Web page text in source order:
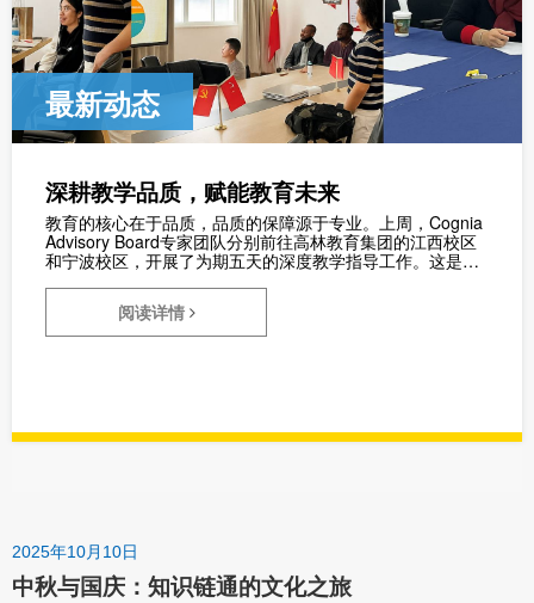
最新动态
深耕教学品质，赋能教育未来
教育的核心在于品质，品质的保障源于专业。上周，Cognia
Advisory Board专家团队分别前往高林教育集团的江西校区
和宁波校区，开展了为期五天的深度教学指导工作。这是高
阅读详情
2025年10月10日
中秋与国庆：知识链通的文化之旅